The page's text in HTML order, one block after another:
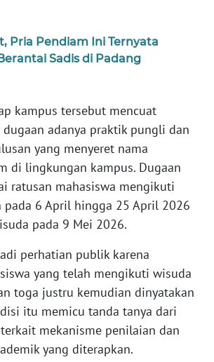
Pria Pendiam Ini Ternyata
Sadis di Padang
kampus tersebut mencuat
adanya praktik pungli dan
yang menyeret nama
di lingkungan kampus. Dugaan
ratusan mahasiswa mengikuti
pada 6 April hingga 25 April 2026
pada 9 Mei 2026.
perhatian publik karena
yang telah mengikuti wisuda
toga justru kemudian dinyatakan
itu memicu tanda tanya dari
mekanisme penilaian dan
yang diterapkan.